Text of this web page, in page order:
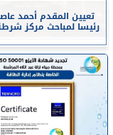
تعيين المقدم أحمد
رئيسا لمباحث مركز